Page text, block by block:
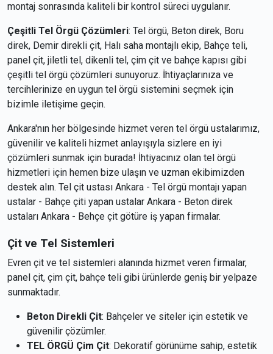
montaj sonrasında kaliteli bir kontrol süreci uygulanır.
Çeşitli Tel Örgü Çözümleri: Tel örgü, Beton direk, Boru
direk, Demir direkli çit, Halı saha montajlı ekip, Bahçe teli,
panel çit, jiletli tel, dikenli tel, çim çit ve bahçe kapısı gibi
çeşitli tel örgü çözümleri sunuyoruz. İhtiyaçlarınıza ve
tercihlerinize en uygun tel örgü sistemini seçmek için
bizimle iletişime geçin.
Ankara'nın her bölgesinde hizmet veren tel örgü ustalarımız,
güvenilir ve kaliteli hizmet anlayışıyla sizlere en iyi
çözümleri sunmak için burada! İhtiyacınız olan tel örgü
hizmetleri için hemen bize ulaşın ve uzman ekibimizden
destek alın. Tel çit ustası Ankara - Tel örgü montajı yapan
ustalar - Bahçe çiti yapan ustalar Ankara - Beton direk
ustaları Ankara - Behçe çit götüre iş yapan firmalar.
Çit ve Tel Sistemleri
Evren çit ve tel sistemleri alanında hizmet veren firmalar,
panel çit, çim çit, bahçe teli gibi ürünlerde geniş bir yelpaze
sunmaktadır.
Beton Direkli Çit: Bahçeler ve siteler için estetik ve
güvenilir çözümler.
TEL ÖRGÜ Çim Çit: Dekoratif görünüme sahip, estetik